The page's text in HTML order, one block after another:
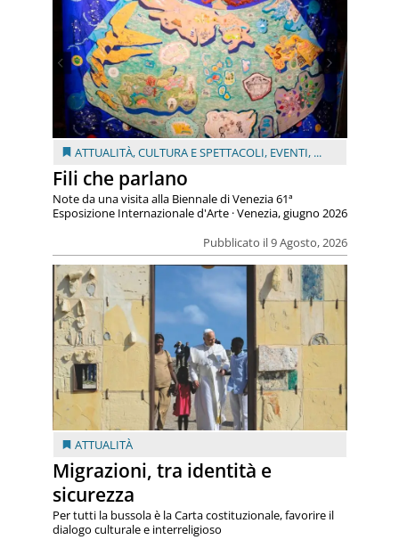
ATTUALITÀ,CULTURA E SPETTACOLI, EVENTI, ...
Fili che parlano
Pubblicato il 9 Agosto, 2026
Note da una visita alla Biennale di Venezia 61ª
Esposizione Internazionale d'Arte · Venezia, giugno 2026
ATTUALITÀ
Migrazioni, tra identità e
sicurezza
Per tutti la bussola è la Carta costituzionale, favorire il
dialogo culturale e interreligioso